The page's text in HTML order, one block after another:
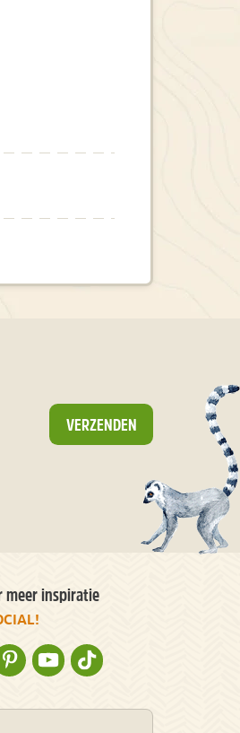
VERZENDEN
meer inspiratie
OP FACEBOOKOP INSTAGRAM
NATURESCANNER OP PINTEREST
NATURESCANNER OP YOUTUBE
NATURESCANNER OP